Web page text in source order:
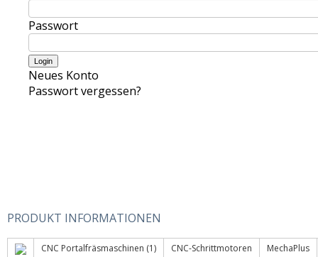
Passwort
Neues Konto
Passwort vergessen?
PRODUKT INFORMATIONEN
CNC Portalfräsmaschinen (1) CNC-Schrittmotoren MechaPlus